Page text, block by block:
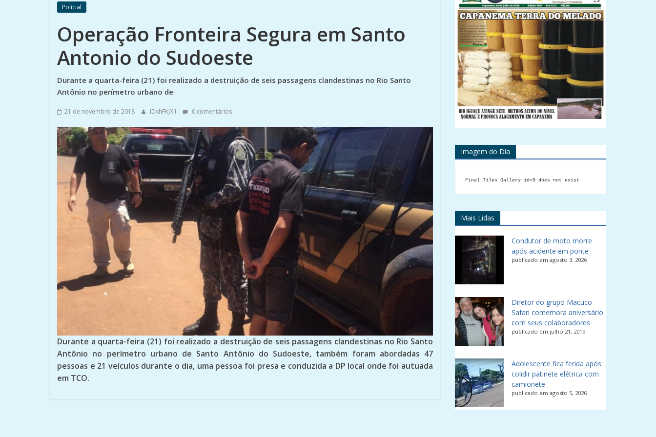
Policial
Operação Fronteira Segura em Santo
Antonio do Sudoeste
Durante a quarta-feira (21) foi realizado a destruição de seis passagens clandestinas no Rio Santo
Antônio no perímetro urbano de
21 de novembro de 2018 lDxhFKjXiI 0 comentários
Durante a quarta-feira (21) foi realizado a destruição de seis passagens clandestinas no Rio Santo
Antônio no perímetro urbano de Santo Antônio do Sudoeste, também foram abordadas 47
pessoas e 21 veículos durante o dia, uma pessoa foi presa e conduzida a DP local onde foi autuada
em TCO.
Imagem do Dia
Final Tiles Gallery id=5 does not exist
Mais Lidas
Condutor de moto morre
após acidente em ponte
publicado em agosto 3, 2026
Diretor do grupo Macuco
Safari comemora aniversário
com seus colaboradores
publicado em julho 21, 2019
Adolescente fica ferida após
colidir patinete elétrica com
camionete
publicado em agosto 5, 2026